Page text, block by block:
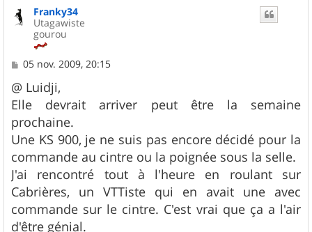
Franky34
Utagawiste
gourou
M
s
s
a
g
e
05 nov. 2009, 20:15
@ Luidji,
Elle devrait arriver peut être la semaine
prochaine.
Une KS 900, je ne suis pas encore décidé pour la
commande au cintre ou la poignée sous la selle.
J'ai rencontré tout à l'heure en roulant sur
Cabrières, un VTTiste qui en avait une avec
commande sur le cintre. C'est vrai que ça a l'air
d'être génial.